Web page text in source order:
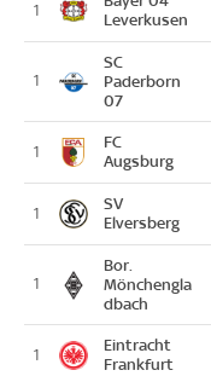
1
Leverkusen
1
SC
Paderborn
07
1
FC
Augsburg
1
SV
Elversberg
1
Bor.
Mönchengla
dbach
1
Eintracht
Frankfurt